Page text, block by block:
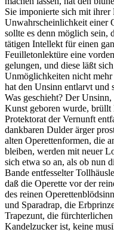
Sie imponierte sich mit
Unwahrscheinlichkeit einer
sollte es denn möglich sein,
tätigen Intellekt für einen
Feuilletonlektüre eine
gelungen, und diese läßt
Unmöglichkeiten nicht mehr
hat den Unsinn entlarvt und
Was geschieht? Der
Kunst geboren wurde, brüllt
Protektorat der Vernunft
dankbaren Dulder ärger
alten Operettenformen, die
bleiben, werden mit neuer
sich etwa so an, als ob nun
Bande entfesselter
daß die Operette vor der
des reinen
und Sparadrap, die
Trapezunt, die
Kandelzucker ist, keine